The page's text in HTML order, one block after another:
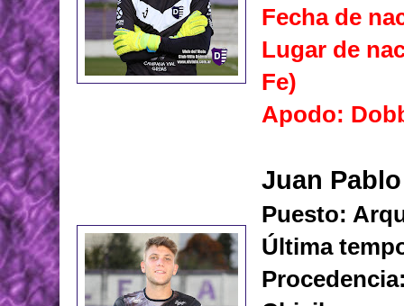
Fecha de
Lugar de
Fe)
Apodo:
Juan
Puesto:
Última